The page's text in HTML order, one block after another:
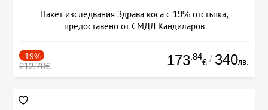
Пакет изследвания Здрава коса с 19% отстъпка,
предоставено от СМДЛ Кандиларов
-19%
212.70€ 173.84
€ / 340лв.